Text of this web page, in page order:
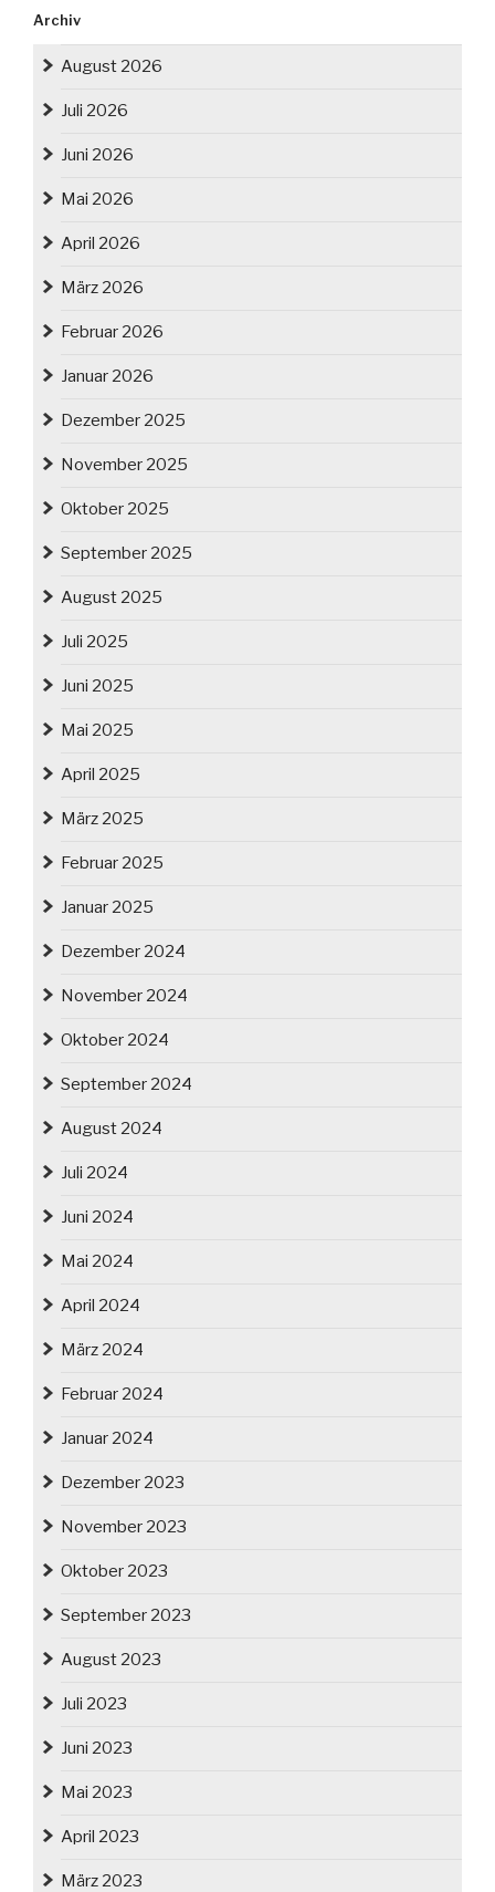
Archiv
August 2026
Juli 2026
Juni 2026
Mai 2026
April 2026
März 2026
Februar 2026
Januar 2026
Dezember 2025
November 2025
Oktober 2025
September 2025
August 2025
Juli 2025
Juni 2025
Mai 2025
April 2025
März 2025
Februar 2025
Januar 2025
Dezember 2024
November 2024
Oktober 2024
September 2024
August 2024
Juli 2024
Juni 2024
Mai 2024
April 2024
März 2024
Februar 2024
Januar 2024
Dezember 2023
November 2023
Oktober 2023
September 2023
August 2023
Juli 2023
Juni 2023
Mai 2023
April 2023
März 2023